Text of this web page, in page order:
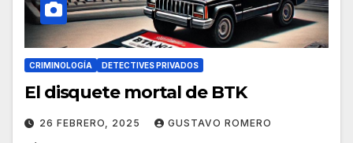
CRIMINOLOGÍA DETECTIVES PRIVADOS
El disquete mortal de BTK
26 FEBRERO, 2025 GUSTAVO ROMERO